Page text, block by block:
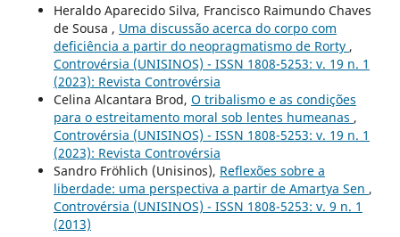
Heraldo Aparecido Silva, Francisco Raimundo Chaves
de Sousa , Uma discussão acerca do corpo com
deficiência a partir do neopragmatismo de Rorty ,
Controvérsia (UNISINOS) - ISSN 1808-5253: v. 19 n. 1
(2023): Revista Controvérsia
Celina Alcantara Brod, O tribalismo e as condições
para o estreitamento moral sob lentes humeanas ,
Controvérsia (UNISINOS) - ISSN 1808-5253: v. 19 n. 1
(2023): Revista Controvérsia
Sandro Fröhlich (Unisinos), Reflexões sobre a
liberdade: uma perspectiva a partir de Amartya Sen ,
Controvérsia (UNISINOS) - ISSN 1808-5253: v. 9 n. 1
(2013)